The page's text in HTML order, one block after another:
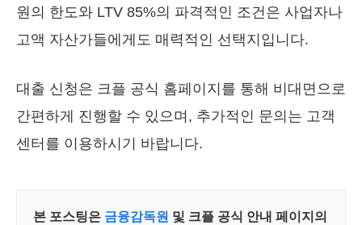
원의 한도와 LTV 85%의 파격적인 조건은 사업자나
고액 자산가들에게도 매력적인 선택지입니다.
대출 신청은 크플 공식 홈페이지를 통해 비대면으로
간편하게 진행할 수 있으며, 추가적인 문의는 고객
센터를 이용하시기 바랍니다.
본 포스팅은 금융감독원 및 크플 공식 안내 페이지의